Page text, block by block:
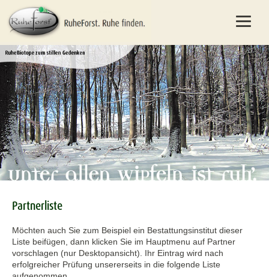
Partnerliste
Möchten auch Sie zum Beispiel ein Bestattungsinstitut dieser
Liste beifügen, dann klicken Sie im Hauptmenu auf Partner
vorschlagen (nur Desktopansicht). Ihr Eintrag wird nach
erfolgreicher Prüfung unsererseits in die folgende Liste